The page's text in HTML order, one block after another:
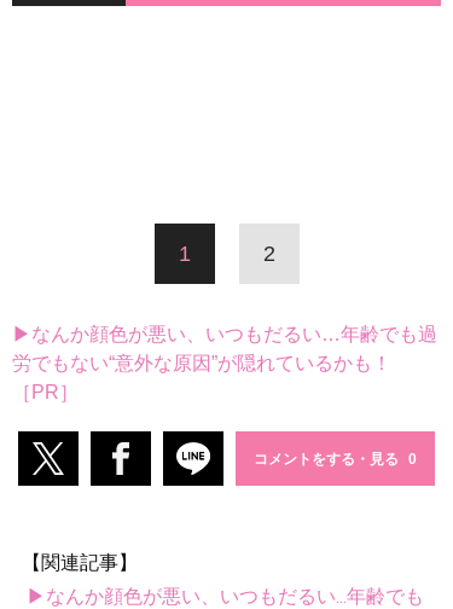
1 2
▶なんか顔色が悪い、いつもだるい…年齢でも過
労でもない“意外な原因”が隠れているかも！
［PR］
コメントをする・見る
【関連記事】
▶なんか顔色が悪い、いつもだるい...年齢でも